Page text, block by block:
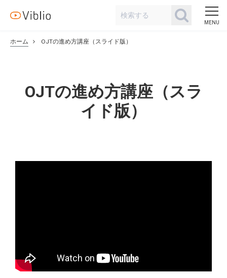
ホーム OJTの進め方講座（スライド版）
OJTの進め方講座（スラ
イド版）